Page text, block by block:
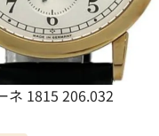
ネ 1815 206.032